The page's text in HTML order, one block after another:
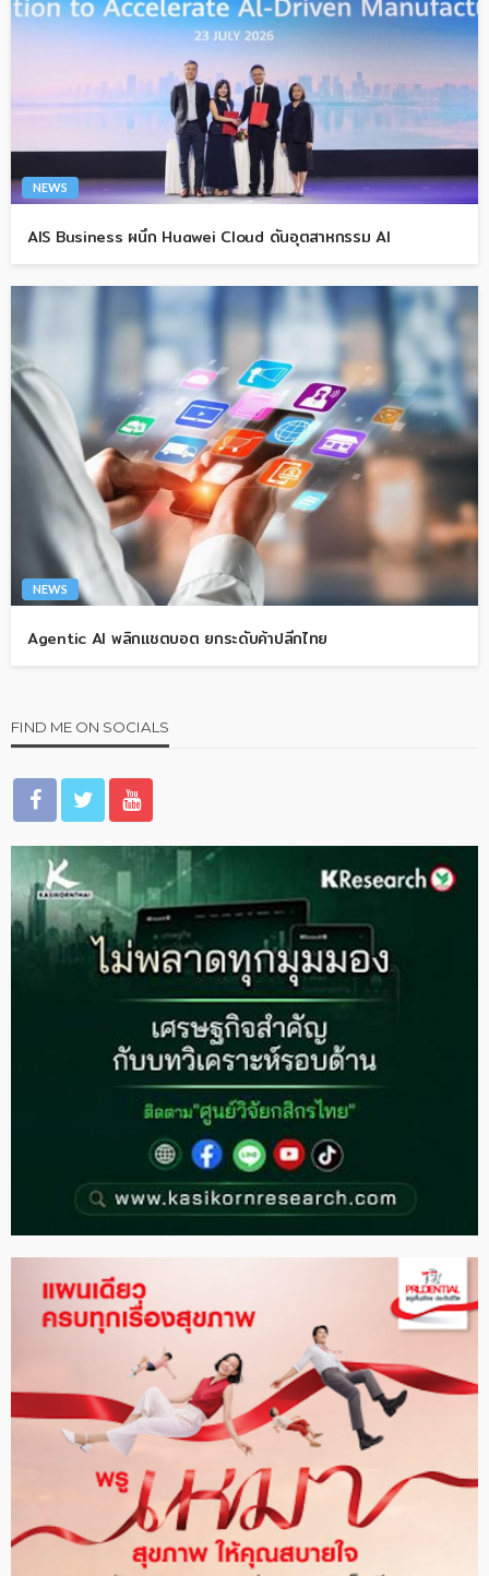
NEWS
AIS Business ผนึก Huawei Cloud ดันอุตสาหกรรม AI
NEWS
Agentic AI พลิกแชตบอต ยกระดับค้าปลีกไทย
FIND ME ON SOCIALS